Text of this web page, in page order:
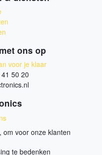
ons op
voor je klaar
50 20
om voor onze klanten
te bedenken